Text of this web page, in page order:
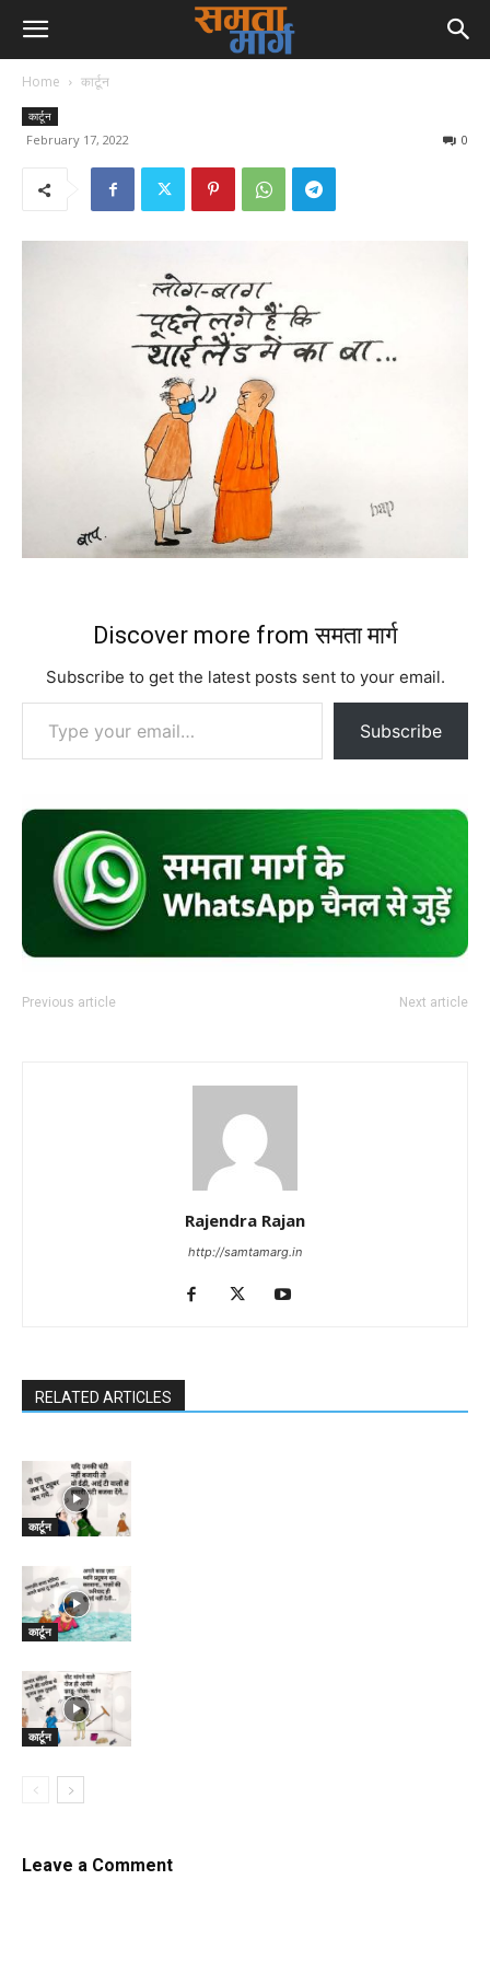
Home कार्टून
कार्टून
February 17, 2022 0
Discover more from समता मार्ग
Subscribe to get the latest posts sent to your email.
Type your email…
Subscribe
Previous article Next article
Rajendra Rajan
http://samtamarg.in
RELATED ARTICLES
कार्टून
कार्टून
कार्टून
Leave a Comment